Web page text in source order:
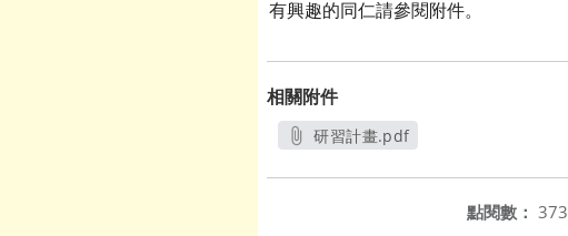
有興趣的同仁請參閱附件。
相關附件
研習計畫.pdf
點閱數： 373